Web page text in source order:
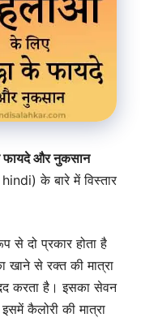
फायदे और नुकसान
के बारे में विस्तार
से दो प्रकार होता है
से रक्त की मात्रा
करता है। इसका सेवन
कैलोरी की मात्रा